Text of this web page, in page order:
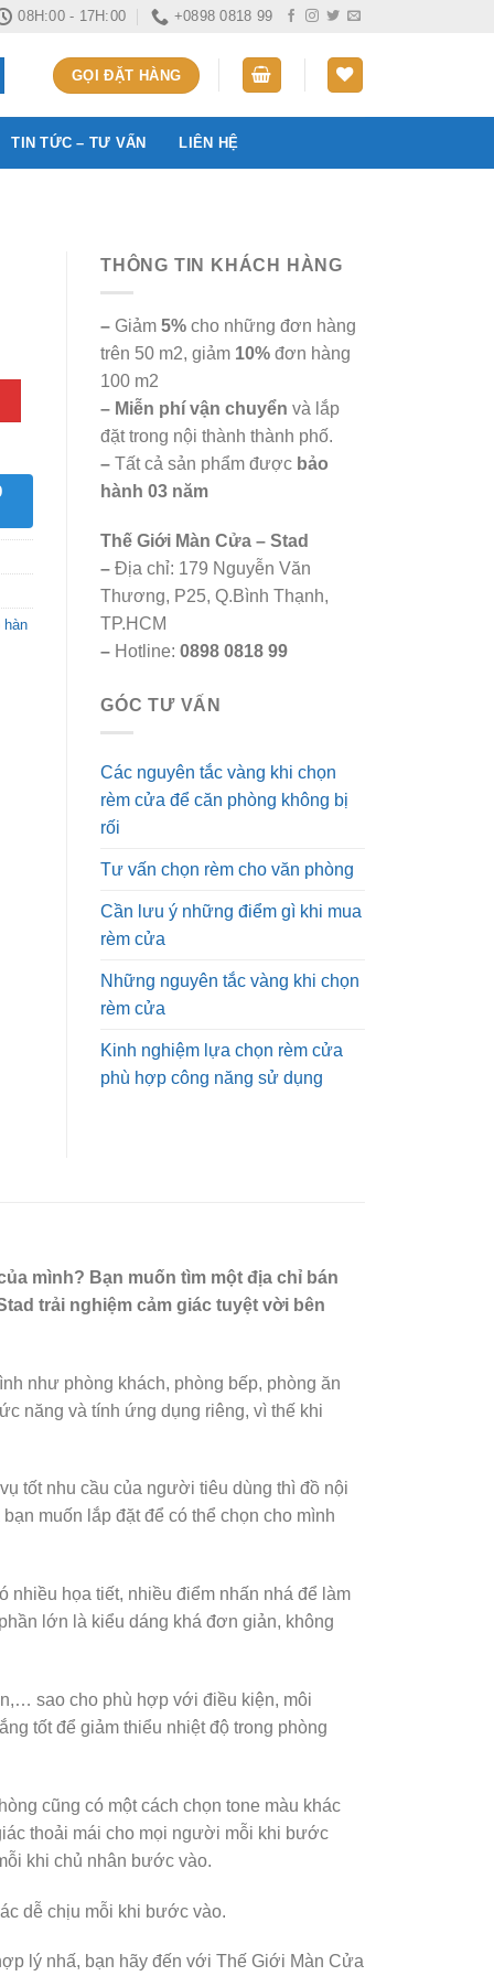
08H:00 - 17H:00 +0898 0818 99
GỌI ĐẶT HÀNG
TIN TỨC – TƯ VẤN LIÊN HỆ
hàn
THÔNG TIN KHÁCH HÀNG
– Giảm 5% cho những đơn hàng
trên 50 m2, giảm 10% đơn hàng
100 m2
– Miễn phí vận chuyển và lắp
đặt trong nội thành thành phố.
– Tất cả sản phẩm được bảo
hành 03 năm
Thế Giới Màn Cửa – Stad
– Địa chỉ: 179 Nguyễn Văn
Thương, P25, Q.Bình Thạnh,
TP.HCM
– Hotline: 0898 0818 99
GÓC TƯ VẤN
Các nguyên tắc vàng khi chọn
rèm cửa để căn phòng không bị
rối
Tư vấn chọn rèm cho văn phòng
Cần lưu ý những điểm gì khi mua
rèm cửa
Những nguyên tắc vàng khi chọn
rèm cửa
Kinh nghiệm lựa chọn rèm cửa
phù hợp công năng sử dụng
mình? Bạn muốn tìm một địa chỉ bán
trải nghiệm cảm giác tuyệt vời bên
như phòng khách, phòng bếp, phòng ăn
năng và tính ứng dụng riêng, vì thế khi
tốt nhu cầu của người tiêu dùng thì đồ nội
muốn lắp đặt để có thể chọn cho mình
họa tiết, nhiều điểm nhấn nhá để làm
lớn là kiểu dáng khá đơn giản, không
sao cho phù hợp với điều kiện, môi
tốt để giảm thiểu nhiệt độ trong phòng
cũng có một cách chọn tone màu khác
thoải mái cho mọi người mỗi khi bước
khi chủ nhân bước vào.
dễ chịu mỗi khi bước vào.
lý nhấ, bạn hãy đến với Thế Giới Màn Cửa